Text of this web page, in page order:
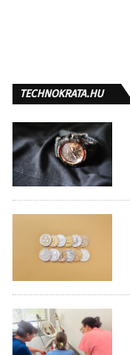
TECHNOKRATA.HU